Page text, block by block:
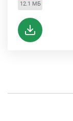
12.1 МБ